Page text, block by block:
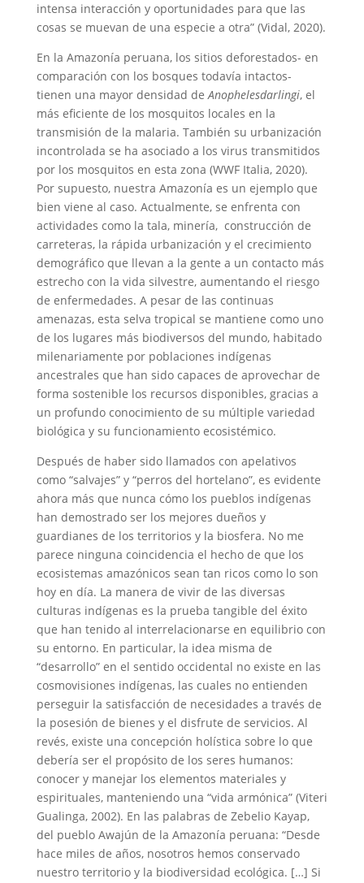
intensa interacción y oportunidades para que las
cosas se muevan de una especie a otra” (Vidal, 2020).
En la Amazonía peruana, los sitios deforestados- en
comparación con los bosques todavía intactos-
tienen una mayor densidad deAnophelesdarlingi, el
más eficiente de los mosquitos locales en la
transmisión de la malaria. También su urbanización
incontrolada se ha asociado a los virus transmitidos
por los mosquitos en esta zona (WWF Italia, 2020).
Por supuesto, nuestra Amazonía es un ejemplo que
bien viene al caso. Actualmente, se enfrenta con
actividades como la tala, minería, construcción de
carreteras, la rápida urbanización y el crecimiento
demográfico que llevan a la gente a un contacto más
estrecho con la vida silvestre, aumentando el riesgo
de enfermedades. A pesar de las continuas
amenazas, esta selva tropical se mantiene como uno
de los lugares más biodiversos del mundo, habitado
milenariamente por poblaciones indígenas
ancestrales que han sido capaces de aprovechar de
forma sostenible los recursos disponibles, gracias a
un profundo conocimiento de su múltiple variedad
biológica y su funcionamiento ecosistémico.
Después de haber sido llamados con apelativos
como “salvajes” y “perros del hortelano”, es evidente
ahora más que nunca cómo los pueblos indígenas
han demostrado ser los mejores dueños y
guardianes de los territorios y la biosfera. No me
parece ninguna coincidencia el hecho de que los
ecosistemas amazónicos sean tan ricos como lo son
hoy en día. La manera de vivir de las diversas
culturas indígenas es la prueba tangible del éxito
que han tenido al interrelacionarse en equilibrio con
su entorno. En particular, la idea misma de
“desarrollo” en el sentido occidental no existe en las
cosmovisiones indígenas, las cuales no entienden
perseguir la satisfacción de necesidades a través de
la posesión de bienes y el disfrute de servicios. Al
revés, existe una concepción holística sobre lo que
debería ser el propósito de los seres humanos:
conocer y manejar los elementos materiales y
espirituales, manteniendo una “vida armónica” (Viteri
Gualinga, 2002). En las palabras de Zebelio Kayap,
del pueblo Awajún de la Amazonía peruana: “Desde
hace miles de años, nosotros hemos conservado
nuestro territorio y la biodiversidad ecológica. […] Si